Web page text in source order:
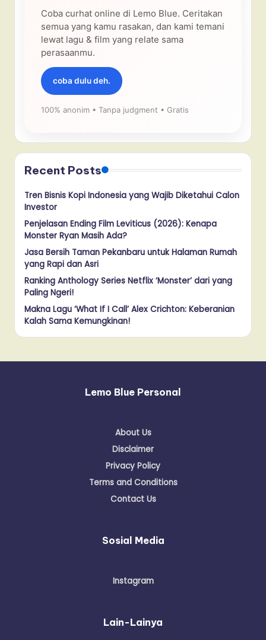
Coba curhat online di Lemo Blue. Ceritakan
semua yang kamu rasakan, dan kami temani
lewat lagu & film yang relate sama
perasaanmu.
coba dulu deh.
100% anonim • Tanpa judgment • Gratis
Recent Posts
Tren Bisnis Kopi Indonesia yang Wajib Diketahui Calon
Investor
Penjelasan Ending Film Leviticus (2026): Kenapa
Monster Ryan Masih Ada?
Jasa Bersih Taman Pekanbaru untuk Halaman Rumah
yang Rapi dan Asri
Ranking Anthology Series Netflix ‘Monster’ dari yang
Paling Ngeri!
Makna Lagu ‘What If I Call’ Alex Crichton: Keberanian
Kalah Sama Kemungkinan!
Lemo Blue Personal
About Us
Disclaimer
Privacy Policy
Terms and Conditions
Contact Us
Sosial Media
Instagram
Lain-Lainya